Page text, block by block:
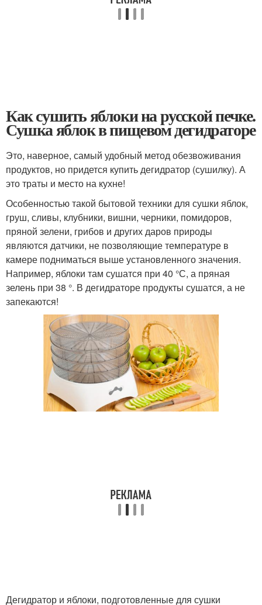
Как сушить яблоки на русской печке.
Сушка яблок в пищевом дегидраторе
Это, наверное, самый удобный метод обезвоживания
продуктов, но придется купить дегидратор (сушилку). А
это траты и место на кухне!
Особенностью такой бытовой техники для сушки яблок,
груш, сливы, клубники, вишни, черники, помидоров,
пряной зелени, грибов и других даров природы
являются датчики, не позволяющие температуре в
камере подниматься выше установленного значения.
Например, яблоки там сушатся при 40 °С, а пряная
зелень при 38 °. В дегидраторе продукты сушатся, а не
запекаются!
Дегидратор и яблоки, подготовленные для сушки